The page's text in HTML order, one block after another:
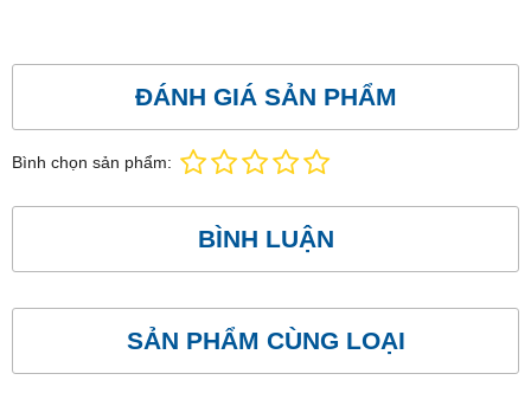
ĐÁNH GIÁ SẢN PHẨM
Bình chọn sản phẩm:
BÌNH LUẬN
SẢN PHẨM CÙNG LOẠI